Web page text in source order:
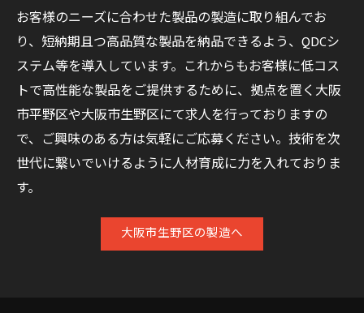
お客様のニーズに合わせた製品の製造に取り組んでお
り、短納期且つ高品質な製品を納品できるよう、QDCシ
ステム等を導入しています。これからもお客様に低コス
トで高性能な製品をご提供するために、拠点を置く大阪
市平野区や大阪市生野区にて求人を行っておりますの
で、ご興味のある方は気軽にご応募ください。技術を次
世代に繋いでいけるように人材育成に力を入れておりま
す。
大阪市生野区の製造へ